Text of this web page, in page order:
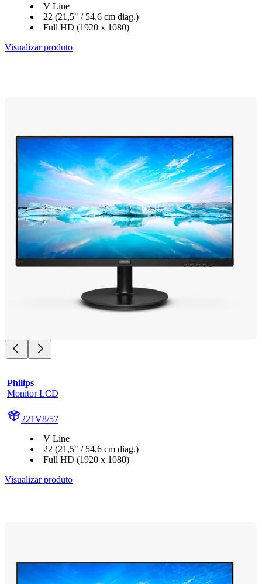
V Line
22 (21,5" / 54,6 cm diag.)
Full HD (1920 x 1080)
Visualizar produto
Philips
Monitor LCD
221V8/57
V Line
22 (21,5" / 54,6 cm diag.)
Full HD (1920 x 1080)
Visualizar produto